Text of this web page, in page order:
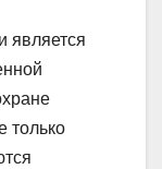
является
только